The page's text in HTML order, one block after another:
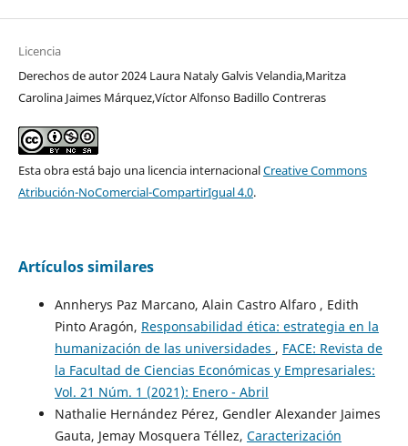
Licencia
Derechos de autor 2024 Laura Nataly Galvis Velandia,Maritza
Carolina Jaimes Márquez,Víctor Alfonso Badillo Contreras
Esta obra está bajo una licencia internacionalCreative Commons
Atribución-NoComercial-CompartirIgual 4.0.
Artículos similares
Annherys Paz Marcano, Alain Castro Alfaro , Edith
Pinto Aragón, Responsabilidad ética: estrategia en la
humanización de las universidades , FACE: Revista de
la Facultad de Ciencias Económicas y Empresariales:
Vol. 21 Núm. 1 (2021): Enero - Abril
Nathalie Hernández Pérez, Gendler Alexander Jaimes
Gauta, Jemay Mosquera Téllez, Caracterización